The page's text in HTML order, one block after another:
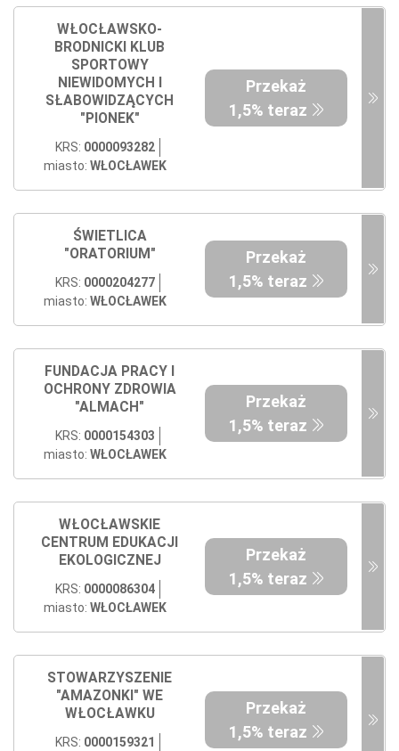
WŁOCŁAWSKO-
BRODNICKI KLUB
SPORTOWY
NIEWIDOMYCH I
SŁABOWIDZĄCYCH
"PIONEK"
KRS: 0000093282
miasto: WŁOCŁAWEK
Przekaż
1,5% teraz
ŚWIETLICA
"ORATORIUM"
KRS: 0000204277
miasto: WŁOCŁAWEK
Przekaż
1,5% teraz
FUNDACJA PRACY I
OCHRONY ZDROWIA
"ALMACH"
KRS: 0000154303
miasto: WŁOCŁAWEK
Przekaż
1,5% teraz
WŁOCŁAWSKIE
CENTRUM EDUKACJI
EKOLOGICZNEJ
KRS: 0000086304
miasto: WŁOCŁAWEK
Przekaż
1,5% teraz
STOWARZYSZENIE
"AMAZONKI" WE
WŁOCŁAWKU
KRS: 0000159321
Przekaż
1,5% teraz